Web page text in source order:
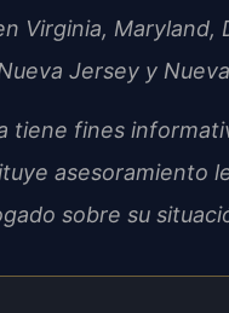
Virginia, Maryland,
Jersey y
tiene fines
asesoramiento
sobre su